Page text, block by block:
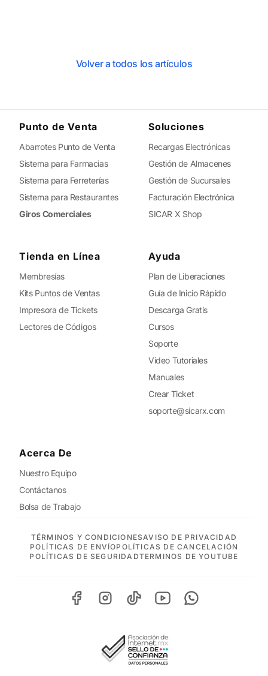
Volver a todos los artículos
Punto de Venta
Abarrotes Punto de Venta
Sistema para Farmacias
Sistema para Ferreterías
Sistema para Restaurantes
Giros Comerciales
Soluciones
Recargas Electrónicas
Gestión de Almacenes
Gestión de Sucursales
Facturación Electrónica
SICAR X Shop
Tienda en Línea
Membresías
Kits Puntos de Ventas
Impresora de Tickets
Lectores de Códigos
Ayuda
Plan de Liberaciones
Guía de Inicio Rápido
Descarga Gratis
Cursos
Soporte
Video Tutoriales
Manuales
Crear Ticket
soporte@sicarx.com
Acerca De
Nuestro Equipo
Contáctanos
Bolsa de Trabajo
TÉRMINOS Y CONDICIONESAVISO DE PRIVACIDAD
POLÍTICAS DE ENVÍOPOLÍTICAS DE CANCELACIÓN
POLÍTICAS DE SEGURIDADTERMINOS DE YOUTUBE